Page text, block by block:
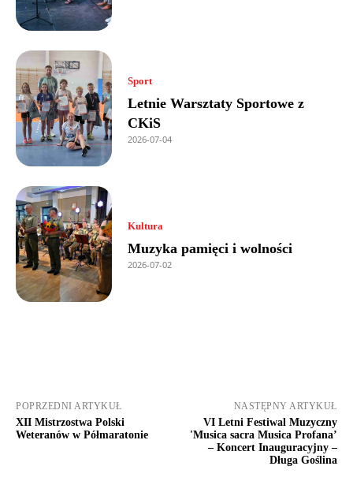
Sport
Letnie Warsztaty Sportowe z
CKiS
2026-07-04
Kultura
Muzyka pamięci i wolności
2026-07-02
POPRZEDNI ARTYKUŁ
XII Mistrzostwa Polski
Weteranów w Półmaratonie
NASTĘPNY ARTYKUŁ
VI Letni Festiwal Muzyczny
'Musica sacra Musica Profana’
– Koncert Inauguracyjny –
Długa Goślina